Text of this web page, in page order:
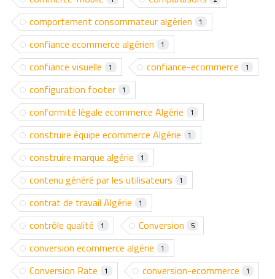
comportement consommateur algérien 1
confiance ecommerce algérien 1
confiance visuelle 1 confiance-ecommerce 1
configuration footer 1
conformité légale ecommerce Algérie 1
construire équipe ecommerce Algérie 1
construire marque algérie 1
contenu généré par les utilisateurs 1
contrat de travail Algérie 1
contrôle qualité 1 Conversion 5
conversion ecommerce algérie 1
Conversion Rate 1 conversion-ecommerce 1